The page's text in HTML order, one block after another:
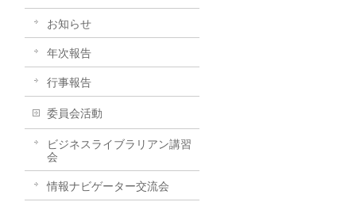
お知らせ
年次報告
行事報告
委員会活動
ビジネスライブラリアン講習
会
情報ナビゲーター交流会